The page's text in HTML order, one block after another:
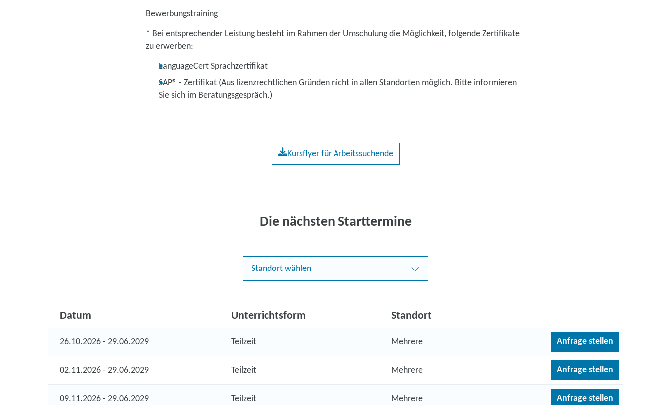
Bewerbungstraining
* Bei entsprechender Leistung besteht im Rahmen der Umschulung die Möglichkeit, folgende Zertifikate
zu erwerben:
LanguageCert Sprachzertifikat
SAP® - Zertifikat (Aus lizenzrechtlichen Gründen nicht in allen Standorten möglich. Bitte informieren
Sie sich im Beratungsgespräch.)
Kursflyer für Arbeitssuchende
Die nächsten Starttermine
Standort wählen
Datum Unterrichtsform Standort
26.10.2026 - 29.06.2029 Teilzeit Mehrere Anfrage stellen
02.11.2026 - 29.06.2029 Teilzeit Mehrere Anfrage stellen
09.11.2026 - 29.06.2029 Teilzeit Mehrere Anfrage stellen